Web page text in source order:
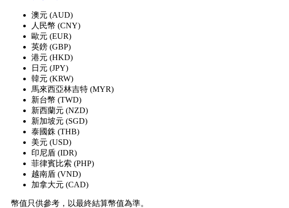
澳元 (AUD)
人民幣 (CNY)
歐元 (EUR)
英鎊 (GBP)
港元 (HKD)
日元 (JPY)
韓元 (KRW)
馬來西亞林吉特 (MYR)
新台幣 (TWD)
新西蘭元 (NZD)
新加坡元 (SGD)
泰國銖 (THB)
美元 (USD)
印尼盾 (IDR)
菲律賓比索 (PHP)
越南盾 (VND)
加拿大元 (CAD)
幣值只供參考，以最終結算幣值為準。